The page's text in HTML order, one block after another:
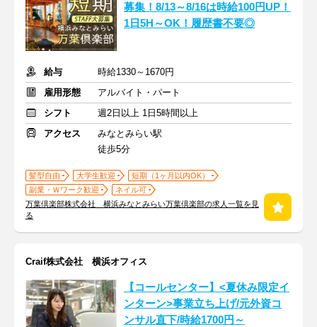
募集！8/13～8/16は時給100円UP！
1日5H～OK！履歴書不要◎
給与
時給1330～1670円
雇用形態
アルバイト・パート
シフト
週2日以上 1日5時間以上
アクセス
みなとみらい駅
徒歩5分
髪型自由 大学生歓迎
短期（1ヶ月以内OK）
副業・Ｗワーク歓迎
ネイル可
万葉倶楽部株式会社 横浜みなとみらい万葉倶楽部の求人一覧を見
る
Craif株式会社 横浜オフィス
【コールセンター】<夏休み限定イ
ンターン>事業立ち上げ/元外資コ
ンサル直下/時給1700円～